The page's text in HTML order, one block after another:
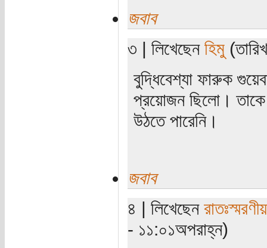
জবাব
৩ | লিখেছেন হিমু
বুদ্ধিবেশ্যা ফারুক
প্রয়োজন ছিলো। তাকে
উঠতে পারেনি।
জবাব
৪ | লিখেছেন রাতঃস্মরণীয়
- ১১:০১অপরাহ্ন)